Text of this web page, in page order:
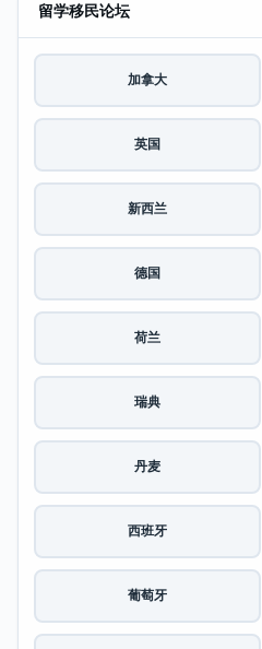
留学移民论坛
加拿大
英国
新西兰
德国
荷兰
瑞典
丹麦
西班牙
葡萄牙